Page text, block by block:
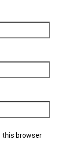
this browser